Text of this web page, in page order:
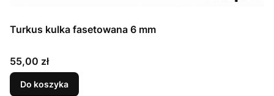
Turkus kulka fasetowana 6 mm
Cena
55,00 zł
Do koszyka